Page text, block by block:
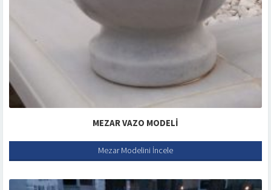
MEZAR VAZO MODELI
Mezar Modelini İncele